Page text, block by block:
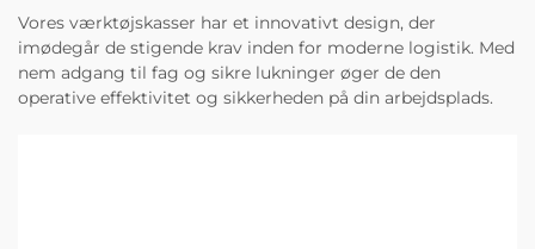
Vores værktøjskasser har et innovativt design, der
imødegår de stigende krav inden for moderne logistik. Med
nem adgang til fag og sikre lukninger øger de den
operative effektivitet og sikkerheden på din arbejdsplads.